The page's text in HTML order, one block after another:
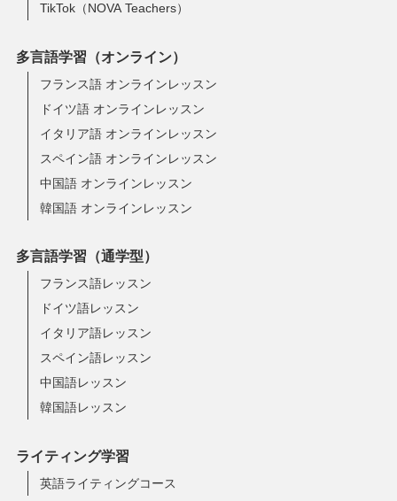
TikTok（NOVA Teachers）
多言語学習（オンライン）
フランス語 オンラインレッスン
ドイツ語 オンラインレッスン
イタリア語 オンラインレッスン
スペイン語 オンラインレッスン
中国語 オンラインレッスン
韓国語 オンラインレッスン
多言語学習（通学型）
フランス語レッスン
ドイツ語レッスン
イタリア語レッスン
スペイン語レッスン
中国語レッスン
韓国語レッスン
ライティング学習
英語ライティングコース